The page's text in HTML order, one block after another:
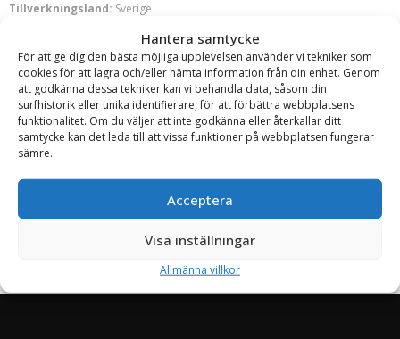
Hantera samtycke
För att ge dig den bästa möjliga upplevelsen använder vi tekniker som
cookies för att lagra och/eller hämta information från din enhet. Genom
att godkänna dessa tekniker kan vi behandla data, såsom din
surfhistorik eller unika identifierare, för att förbättra webbplatsens
funktionalitet. Om du väljer att inte godkänna eller återkallar ditt
samtycke kan det leda till att vissa funktioner på webbplatsen fungerar
sämre.
Acceptera
Visa inställningar
Allmänna villkor
Tillverkningsland: Sverige
4 729kr
inkl. moms
Lägg till i varukorg